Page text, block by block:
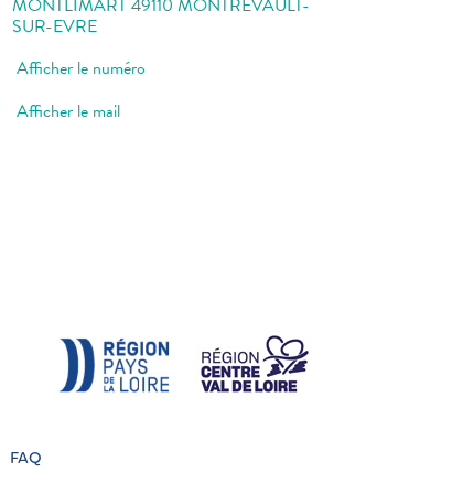
MONTLIMART 49110 MONTREVAULT-
SUR-EVRE
Afficher le numéro
Afficher le mail
FAQ